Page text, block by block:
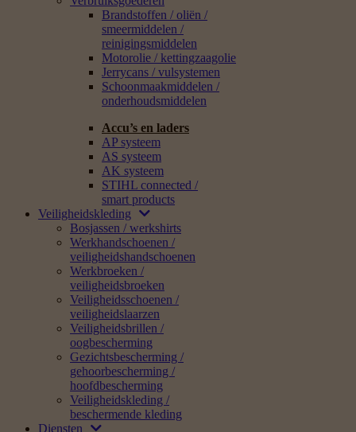
Brandstoffen / oliën /
smeermiddelen /
reinigingsmiddelen
Motorolie / kettingzaagolie
Jerrycans / vulsystemen
Schoonmaakmiddelen /
onderhoudsmiddelen
Accu’s en laders
AP systeem
AS systeem
AK systeem
STIHL connected /
smart products
Veiligheidskleding
Bosjassen / werkshirts
Werkhandschoenen /
veiligheidshandschoenen
Werkbroeken /
veiligheidsbroeken
Veiligheidsschoenen /
veiligheidslaarzen
Veiligheidsbrillen /
oogbescherming
Gezichtsbescherming /
gehoorbescherming /
hoofdbescherming
Veiligheidskleding /
beschermende kleding
Diensten